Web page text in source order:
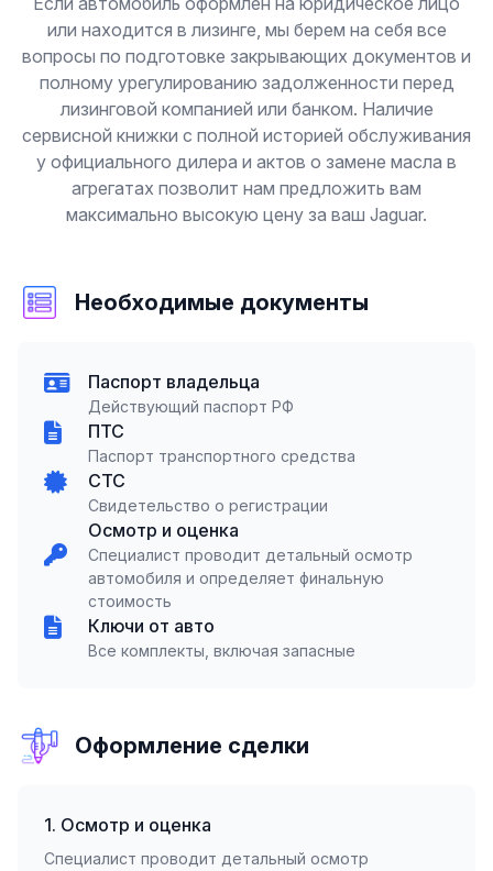
или находится в лизинге, мы берем на себя все
вопросы по подготовке закрывающих документов и
полному урегулированию задолженности перед
лизинговой компанией или банком. Наличие
сервисной книжки с полной историей обслуживания
у официального дилера и актов о замене масла в
агрегатах позволит нам предложить вам
максимально высокую цену за ваш Jaguar.
Необходимые документы
Паспорт владельца
Действующий паспорт РФ
ПТС
Паспорт транспортного средства
СТС
Свидетельство о регистрации
Осмотр и оценка
Специалист проводит детальный осмотр
автомобиля и определяет финальную
стоимость
Ключи от авто
Все комплекты, включая запасные
Оформление сделки
1. Осмотр и оценка
Специалист проводит детальный осмотр